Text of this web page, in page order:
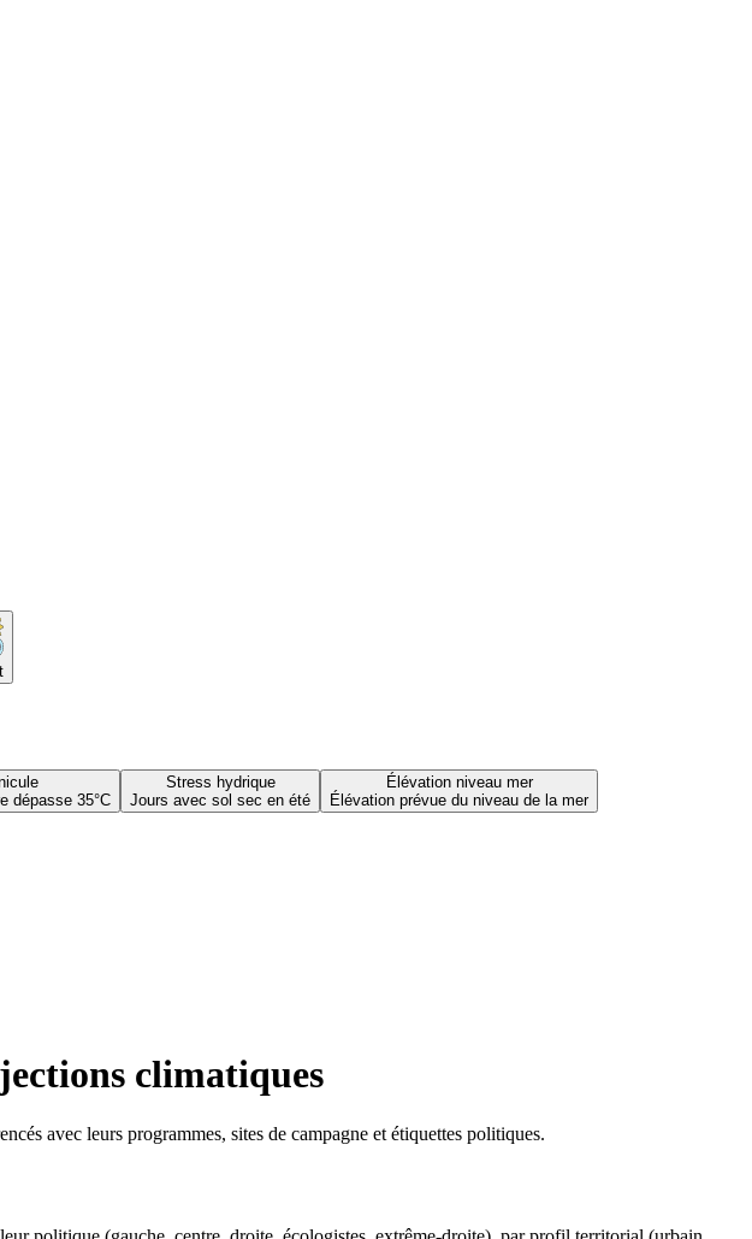
dépasse 35°C
Stress hydrique
Jours avec sol sec en été
Élévation niveau mer
Élévation prévue du niveau de la mer
climatiques
avec leurs programmes, sites de campagne et étiquettes politiques.